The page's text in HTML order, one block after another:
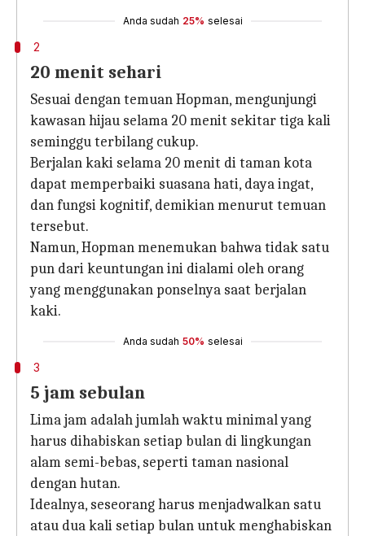
Anda sudah 25% selesai
2
20 menit sehari
Sesuai dengan temuan Hopman, mengunjungi
kawasan hijau selama 20 menit sekitar tiga kali
seminggu terbilang cukup.
Berjalan kaki selama 20 menit di taman kota
dapat memperbaiki suasana hati, daya ingat,
dan fungsi kognitif, demikian menurut temuan
tersebut.
Namun, Hopman menemukan bahwa tidak satu
pun dari keuntungan ini dialami oleh orang
yang menggunakan ponselnya saat berjalan
kaki.
Anda sudah 50% selesai
3
5 jam sebulan
Lima jam adalah jumlah waktu minimal yang
harus dihabiskan setiap bulan di lingkungan
alam semi-bebas, seperti taman nasional
dengan hutan.
Idealnya, seseorang harus menjadwalkan satu
atau dua kali setiap bulan untuk menghabiskan